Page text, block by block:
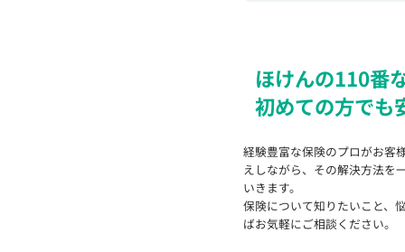
ほけんの110番
初めての方でも
経験豊富な保険のプロがお客
えしながら、その解決方法を
いきます。
保険について知りたいこと、
ばお気軽にご相談ください。